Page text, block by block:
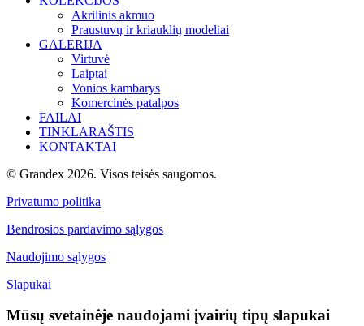
Akrilinis akmuo
Praustuvų ir kriauklių modeliai
GALERIJA
Virtuvė
Laiptai
Vonios kambarys
Komercinės patalpos
FAILAI
TINKLARAŠTIS
KONTAKTAI
© Grandex 2026. Visos teisės saugomos.
Privatumo politika
Bendrosios pardavimo sąlygos
Naudojimo sąlygos
Slapukai
Mūsų svetainėje naudojami įvairių tipų slapukai